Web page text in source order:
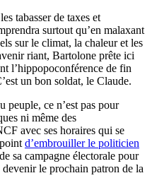
tabasser de taxes et
surtout qu’en malaxant
sur le climat, la chaleur et les
riant, Bartolone prête ici
l’hippopoconférence de fin
un bon soldat, le Claude.
peuple, ce n’est pas pour
ni même des
avec ses horaires qui se
d’embrouiller le politicien
sa campagne électorale pour
le prochain patron de la